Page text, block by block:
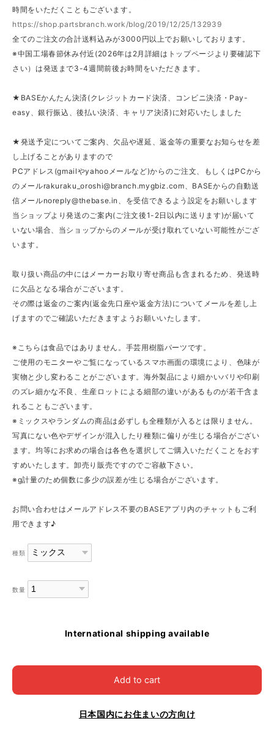
時間をいただくこともございます。
https://shop.partsbranch.work/blog/2019/12/25/132939
全てのご注文の合計送料込みが3000円以上でお願いしております。
※中国工場春節休み付近(2026年は2月詳細はトップページより要確認下
さい）は発送まで3-4週間前後お時間をいただきます。
★BASEかんたん決済(クレジットカード決済、コンビニ決済・Pay-
easy、銀行振込、後払い決済、キャリア決済)に対応いたしました
★発送予定についてご案内、欠品や遅延、返金等の重要なお知らせを差
し上げることがありますので
PCアドレス(gmailやyahooメールなど)からのご注文、もしくはPCから
のメールrakuraku_oroshi@branch.mygbiz.com 、BASEからの自動送
信メールnoreply@thebase.in
、を受信できるよう設定をお願いします
当ショップより発送のご案内(ご注文後1-2日以内に送ります)が届いて
いない場合、当ショップからのメールが受け取れていない可能性がござ
います。
取り扱い商品の中にはメーカーお取り寄せ商品も含まれるため、発送時
に欠品となる場合がございます。
その際は返金のご案内(返金先口座や返金方法)についてメールを差し上
げますのでご確認いただきますようお願いいたします。
※こちらは食品ではありません。手芸用樹脂パーツです。
ご使用のモニターやご覧になっているスマホ画面の環境により、色味が
実物と少し変わることがございます。海外製品により細かいバリや印刷
のズレ細かな不良、生産ロットによる細部の違いがあるものが若干含ま
れることもございます。
※ミックスやランダムの商品は必ずしも全種類が入るとは限りません。
写真にない色やデザインが混入したり種類に偏りが生じる場合がござい
ます。均等にお求めの場合は各色を選択してご購入いただくことをおす
すめいたします。卸売り販売ですのでご容赦下さい。
※g計量のため個数に多少の誤差が生じる場合がございます。
お問い合わせはメールアドレス不要のBASEアプリ内のチャットもご利
用できます♪
種類
数量
International shipping available
Add to cart
日本国内にお住まいの方向け